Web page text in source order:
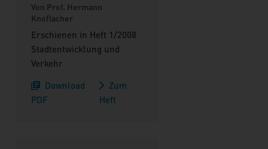
Von Prof. Hermann
Knoflacher
Erschienen in Heft 1/2008
Stadtentwicklung und
Verkehr
Download
PDF
Zum
Heft